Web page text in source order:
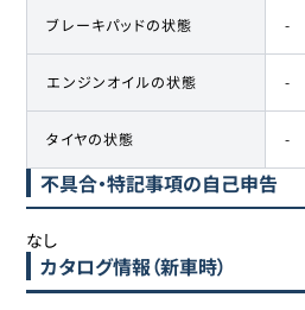
ブレーキパッドの状態 -
エンジンオイルの状態 -
タイヤの状態 -
不具合・特記事項の自己申告
なし
カタログ情報（新車時）